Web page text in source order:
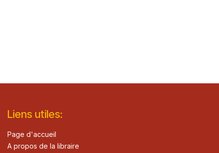
Lie​ns utiles:
Page d'accueil
A propos de la libraire